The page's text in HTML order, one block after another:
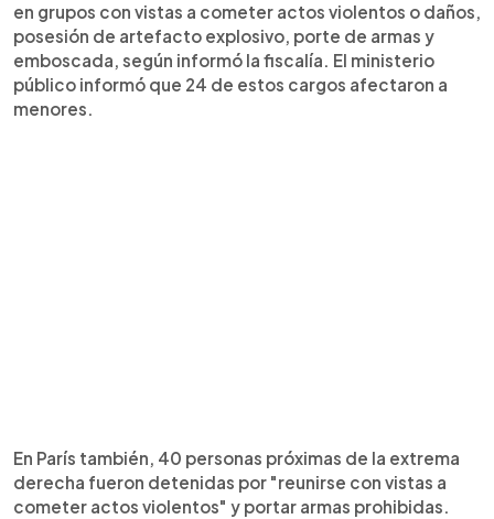
en grupos con vistas a cometer actos violentos o daños,
posesión de artefacto explosivo, porte de armas y
emboscada, según informó la fiscalía. El ministerio
público informó que 24 de estos cargos afectaron a
menores.
En París también, 40 personas próximas de la extrema
derecha fueron detenidas por "reunirse con vistas a
cometer actos violentos" y portar armas prohibidas.